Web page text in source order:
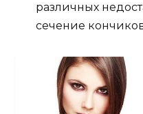
различных
сечение